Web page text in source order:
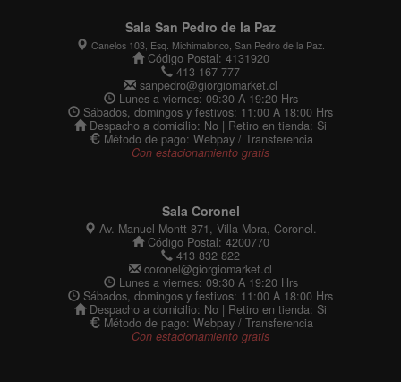
Sala San Pedro de la Paz
Canelos 103, Esq. Michimalonco, San Pedro de la Paz.
Código Postal: 4131920
413 167 777
sanpedro@giorgiomarket.cl
Lunes a viernes: 09:30 A 19:20 Hrs
Sábados, domingos y festivos: 11:00 A 18:00 Hrs
Despacho a domicilio: No | Retiro en tienda: Si
Método de pago: Webpay / Transferencia
Con estacionamiento gratis
Sala Coronel
Av. Manuel Montt 871, Villa Mora, Coronel.
Código Postal: 4200770
413 832 822
coronel@giorgiomarket.cl
Lunes a viernes: 09:30 A 19:20 Hrs
Sábados, domingos y festivos: 11:00 A 18:00 Hrs
Despacho a domicilio: No | Retiro en tienda: Si
Método de pago: Webpay / Transferencia
Con estacionamiento gratis